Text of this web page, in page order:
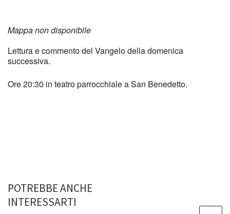
Mappa non disponibile
Lettura e commento del Vangelo della domenica
successiva.
Ore 20:30 in teatro parrocchiale a San Benedetto.
POTREBBE ANCHE
INTERESSARTI